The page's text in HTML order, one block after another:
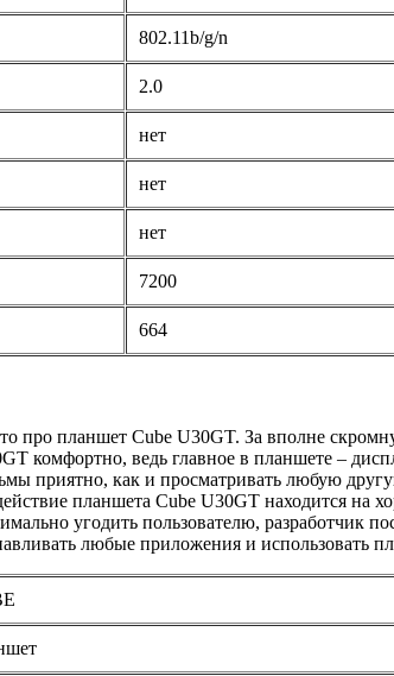
802.11b/g/n
2.0
нет
нет
нет
7200
664
планшет Cube U30GT. За вполне
комфортно, ведь главное в планшете –
приятно, как и просматривать любую
планшета Cube U30GT находится на
угодить пользователю, разработчик
любые приложения и использовать